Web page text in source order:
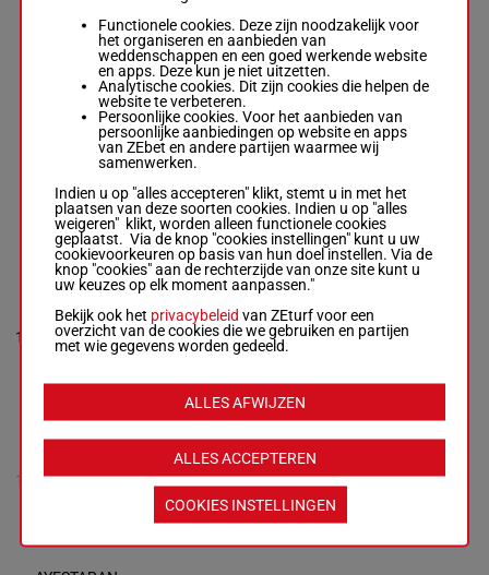
Menchaca
H/5 -56.5
11p (25) 6p 7p 4p
H/5kg
6p 7p 4p
1p
8
VERDUGO
Pedro Muniz-
Jose M. Morales
Castillo
Box: 9 -H/5 -56.5
6p 6p 3p 6p 2p
H/5kg
6p 2p
9
10
NIKISCA
Hector Fabian
Lazo-Maria
Ximena Marrero
Box: 10 -H/5 -
5p 3p 3p 1p 1p
H/557.5
kg
5p 3p 3p
1p 1p
10
11
CARIOTIPO NS
F. Tarragona
H/556.5
kg
1p 2p
(25) 2p
Functionele cookies. Deze zijn noodzakelijk voor
het organiseren en aanbieden van
weddenschappen en een goed werkende website
en apps. Deze kun je niet uitzetten.
Analytische cookies. Dit zijn cookies die helpen de
website te verbeteren.
Persoonlijke cookies. Voor het aanbieden van
persoonlijke aanbiedingen op website en apps
van ZEbet en andere partijen waarmee wij
samenwerken.
Indien u op "alles accepteren" klikt, stemt u in met het
plaatsen van deze soorten cookies. Indien u op "alles
weigeren" klikt, worden alleen functionele cookies
geplaatst. Via de knop "cookies instellingen" kunt u uw
cookievoorkeuren op basis van hun doel instellen. Via de
knop "cookies" aan de rechterzijde van onze site kunt u
uw keuzes op elk moment aanpassen."
Bekijk ook het privacybeleid van ZEturf voor een
overzicht van de cookies die we gebruiken en partijen
met wie gegevens worden gedeeld.
ALLES ACCEPTEREN
ALLES AFWIJZEN
COOKIES INSTELLINGEN